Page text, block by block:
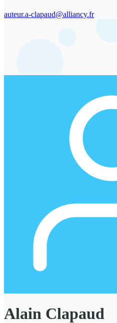
auteur.a-clapaud@alliancy.fr
Alain Clapaud